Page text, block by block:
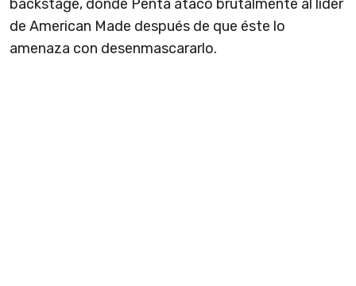
backstage, donde Penta atacó brutalmente al líder
de American Made después de que éste lo
amenaza con desenmascararlo.